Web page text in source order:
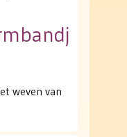
weven van